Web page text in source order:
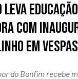
educação
com
em
do Bonfim recebe